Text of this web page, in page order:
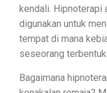
kendali. Hipnoterapi
digunakan untuk
tempat di mana
seseorang terbentuk.
Bagaimana